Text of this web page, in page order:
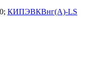
КИПЭВКВнг(А)-LS